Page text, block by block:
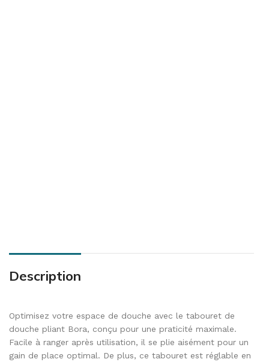
Description
Optimisez votre espace de douche avec le tabouret de
douche pliant Bora, conçu pour une praticité maximale.
Facile à ranger après utilisation, il se plie aisément pour un
gain de place optimal. De plus, ce tabouret est réglable en